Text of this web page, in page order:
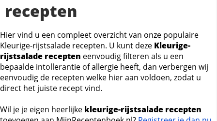
recepten
Hier vind u een compleet overzicht van onze populaire
Kleurige-rijstsalade recepten. U kunt deze Kleurige-
rijstsalade recepten eenvoudig filteren als u een
bepaalde intollerantie of allergie heeft, dan verbergen wij
eenvoudig de recepten welke hier aan voldoen, zodat u
direct het juiste recept vind.
Wil je je eigen heerlijke kleurige-rijstsalade recepten